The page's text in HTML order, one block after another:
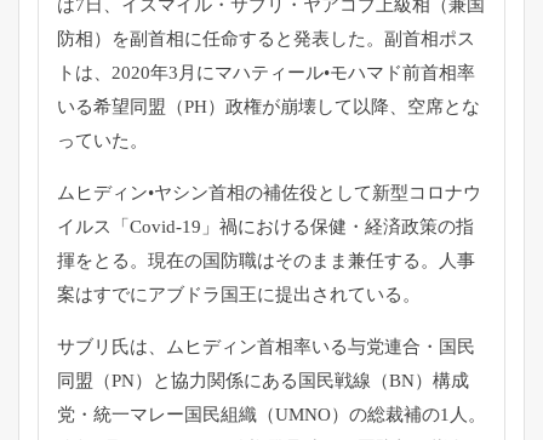
は7日、イスマイル・サブリ・ヤアコブ上級相（兼国
防相）
を副首相に任命すると発表した。副首相ポス
トは、 2020年3月にマハティール•モハマド前首相率
いる希望同盟（PH）政権が崩壊して以降、空席とな
っていた。
ムヒディン•ヤシン首相の補佐役として新型コロナウ
イルス「 Covid-19」禍における保健・経済政策の指
揮をとる。 現在の国防職はそのまま兼任する。
人事
案はすでにアブドラ国王に提出されている。
サブリ氏は、ムヒディン首相率いる与党連合・国民
同盟（PN）
と協力関係にある国民戦線（BN）構成
党・統一マレー国民組織（UMNO）の総裁補の1人。